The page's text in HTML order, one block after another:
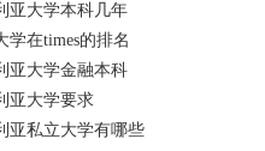
亚大学本科几年
学在times的排名
亚大学金融本科
亚大学要求
亚私立大学有哪些